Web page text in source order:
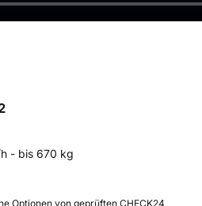
- bis 670 kg
Optionen von geprüften CHECK24